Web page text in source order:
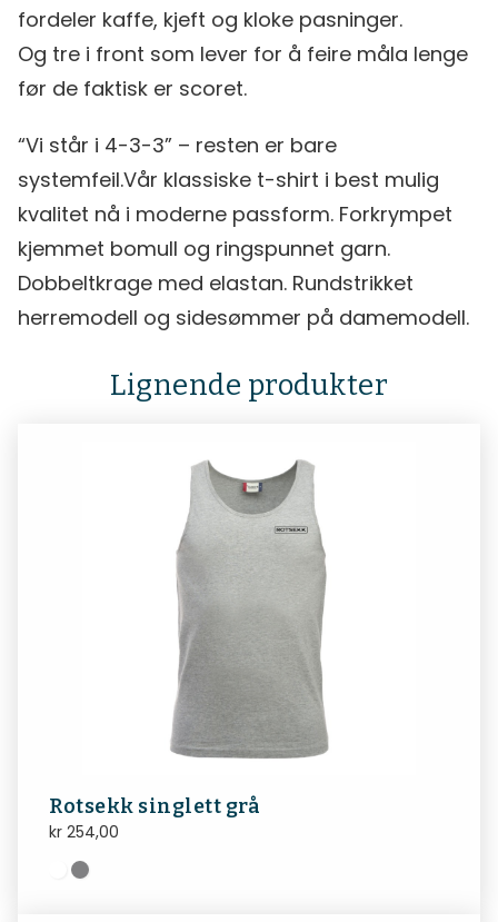
fordeler kaffe, kjeft og kloke pasninger.
Og tre i front som lever for å feire måla lenge
før de faktisk er scoret.
“Vi står i 4-3-3” – resten er bare
systemfeil.Vår klassiske t-shirt i best mulig
kvalitet nå i moderne passform. Forkrympet
kjemmet bomull og ringspunnet garn.
Dobbeltkrage med elastan. Rundstrikket
herremodell og sidesømmer på damemodell.
Lignende produkter
Rotsekk singlett grå
kr 254,00